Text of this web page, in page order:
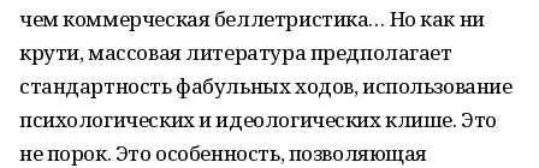
чем коммерческая беллетристика… Но как ни
крути, массовая литература предполагает
стандартность фабульных ходов, использование
психологических и идеологических клише. Это
не порок. Это особенность, позволяющая